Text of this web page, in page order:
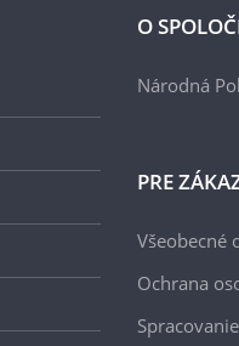
O
Národná
PRE
Všeobecné
Ochrana